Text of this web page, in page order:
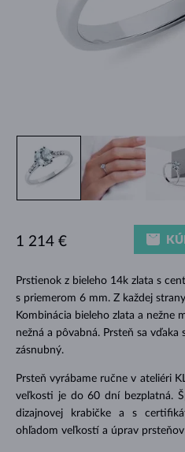
Prstienok z bieleho 14k zlata s
s priemerom 6 mm. Z každej
Kombinácia bieleho zlata a nežne
nežná a pôvabná. Prsteň sa
zásnubný.
Prsteň vyrábame ručne v ateliéri
veľkosti je do 60 dní bezplatná.
dizajnovej krabičke a s
ohľadom veľkostí a úprav
1 214 €